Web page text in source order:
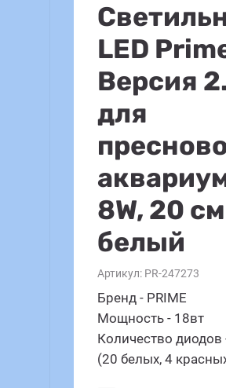
LED
Версия
для
8W, 20
белый
Артикул: PR-247273
Бренд - PRIME
Мощность - 18вт
Количество диодов
(20 белых, 4